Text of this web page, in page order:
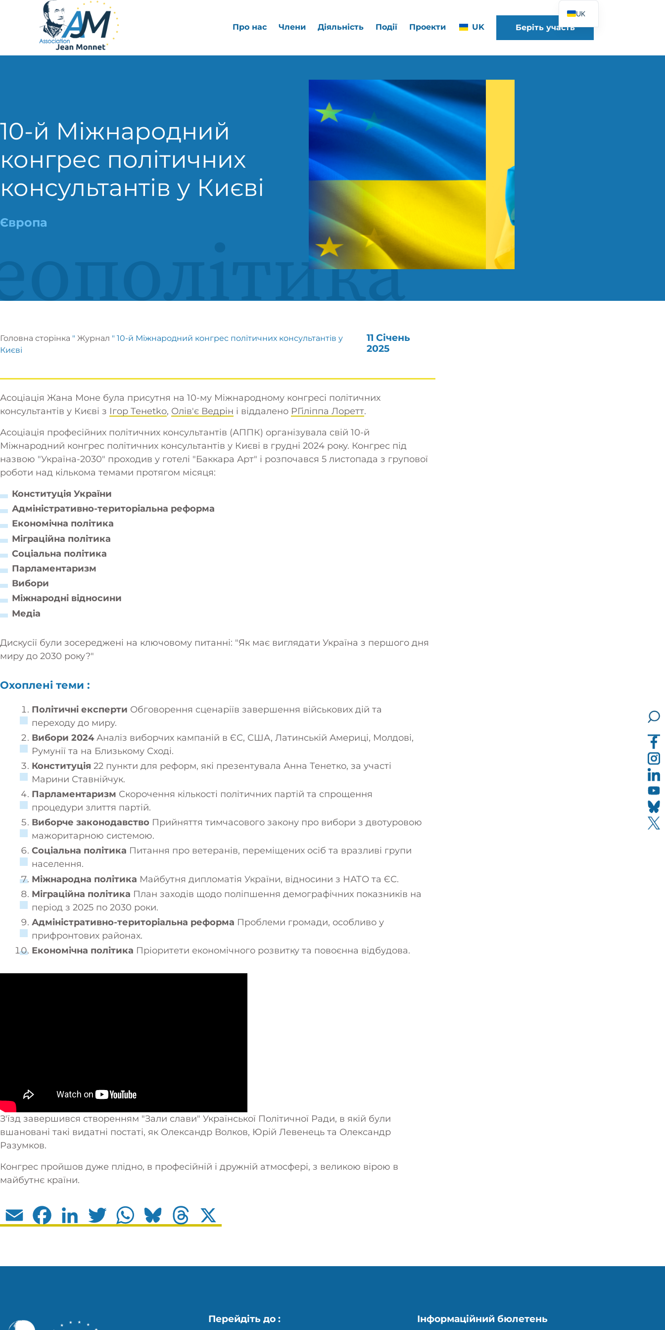
Про нас Члени Діяльність Події Проекти UK Беріть участь
10-й Міжнародний
конгрес політичних
консультантів у Києві
Європа
Головна сторінка " Журнал " 10-й Міжнародний конгрес політичних консультантів у
Києві
11 Січень
2025
Асоціація Жана Моне була присутня на 10-му Міжнародному конгресі політичних
консультантів у Києві з Ігор Тенetko, Олів'є Ведрін і віддалено PГіліппа Лоретт.
Асоціація професійних політичних консультантів (АППК) організувала свій 10-й
Міжнародний конгрес політичних консультантів у Києві в грудні 2024 року. Конгрес під
назвою "Україна-2030" проходив у готелі "Баккара Арт" і розпочався 5 листопада з групової
роботи над кількома темами протягом місяця:
Конституція України
Адміністративно-територіальна реформа
Економічна політика
Міграційна політика
Соціальна політика
Парламентаризм
Вибори
Міжнародні відносини
Медіа
Дискусії були зосереджені на ключовому питанні: "Як має виглядати Україна з першого дня
миру до 2030 року?"
Охоплені теми :
Політичні експерти Обговорення сценаріїв завершення військових дій та
переходу до миру.
Вибори 2024Аналіз виборчих кампаній в ЄС, США, Латинській Америці, Молдові,
Румунії та на Близькому Сході.
Конституція 22 пункти для реформ, які презентувала Анна Тенетко, за участі
Марини Ставнійчук.
Парламентаризм Скорочення кількості політичних партій та спрощення
процедури злиття партій.
Виборче законодавство Прийняття тимчасового закону про вибори з двотуровою
мажоритарною системою.
Соціальна політика Питання про ветеранів, переміщених осіб та вразливі групи
населення.
Міжнародна політика Майбутня дипломатія України, відносини з НАТО та ЄС.
Міграційна політика План заходів щодо поліпшення демографічних показників на
період з 2025 по 2030 роки.
Адміністративно-територіальна реформа Проблеми громади, особливо у
прифронтових районах.
Економічна політика Пріоритети економічного розвитку та повоєнна відбудова.
З'їзд завершився створенням "Зали слави" Української Політичної Ради, в якій були
вшановані такі видатні постаті, як Олександр Волков, Юрій Левенець та Олександр
Разумков.
Конгрес пройшов дуже плідно, в професійній і дружній атмосфері, з великою вірою в
майбутнє країни.
Email FacebookLinkedIn Twitter WhatsAppBluesky Threads
Перейдіть до : Інформаційний бюлетень
UK
FR